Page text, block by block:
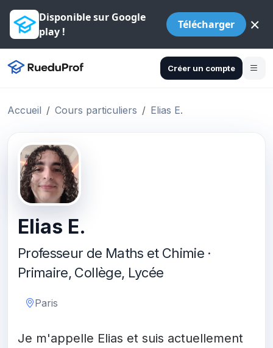
Disponible sur Google
play !
Télécharger ×
Créer un compte
Accueil Cours particuliers Elias E.
Elias E.
Professeur de Maths et Chimie ·
Primaire, Collège, Lycée
Paris
Je m'appelle Elias et suis actuellement